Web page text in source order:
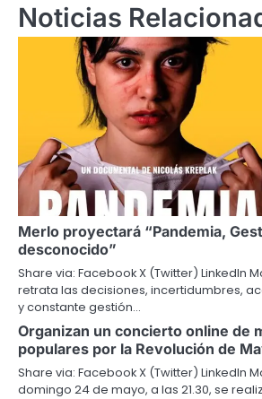
Noticias
Merlo proyectará “Pandemia,
desconocido”
Share via: Facebook X (Twitter) LinkedIn
retrata las decisiones, incertidumbres,
y constante gestión…
Organizan un concierto online de
populares por la Revolución de
Share via: Facebook X (Twitter) LinkedIn
domingo 24 de mayo, a las 21.30, se